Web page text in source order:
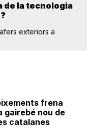
de la tecnologia
exteriors a
frena
gairebé nou de
catalanes